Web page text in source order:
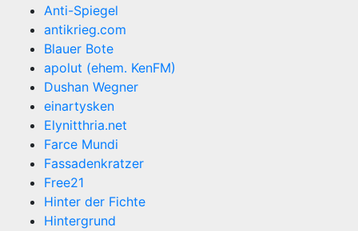
Anti-Spiegel
antikrieg.com
Blauer Bote
apolut (ehem. KenFM)
Dushan Wegner
einartysken
Elynitthria.net
Farce Mundi
Fassadenkratzer
Free21
Hinter der Fichte
Hintergrund